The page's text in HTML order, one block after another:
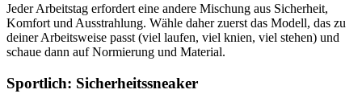
Jeder Arbeitstag erfordert eine andere Mischung aus Sicherheit,
Komfort und Ausstrahlung. Wähle daher zuerst das Modell, das zu
deiner Arbeitsweise passt (viel laufen, viel knien, viel stehen) und
schaue dann auf Normierung und Material.
Sportlich: Sicherheitssneaker